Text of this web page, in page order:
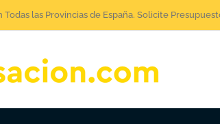
Todas las Provincias de España. Solicite